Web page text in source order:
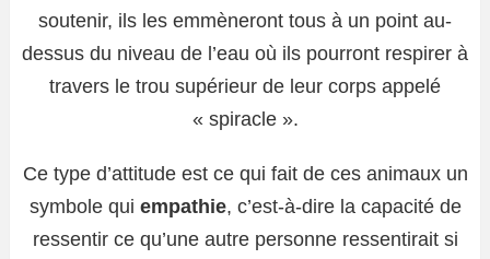
soutenir, ils les emmèneront tous à un point au-
dessus du niveau de l’eau où ils pourront respirer à
travers le trou supérieur de leur corps appelé
« spiracle ».
Ce type d’attitude est ce qui fait de ces animaux un
symbole qui empathie, c’est-à-dire la capacité de
ressentir ce qu’une autre personne ressentirait si